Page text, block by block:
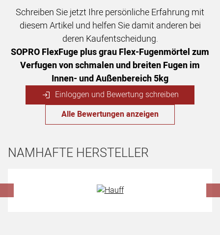
Schreiben Sie jetzt Ihre persönliche Erfahrung mit
diesem Artikel und helfen Sie damit anderen bei
deren Kaufentscheidung.
SOPRO FlexFuge plus grau Flex-Fugenmörtel zum
Verfugen von schmalen und breiten Fugen im
Innen- und Außenbereich 5kg
Einloggen und Bewertung schreiben
Alle Bewertungen anzeigen
NAMHAFTE HERSTELLER